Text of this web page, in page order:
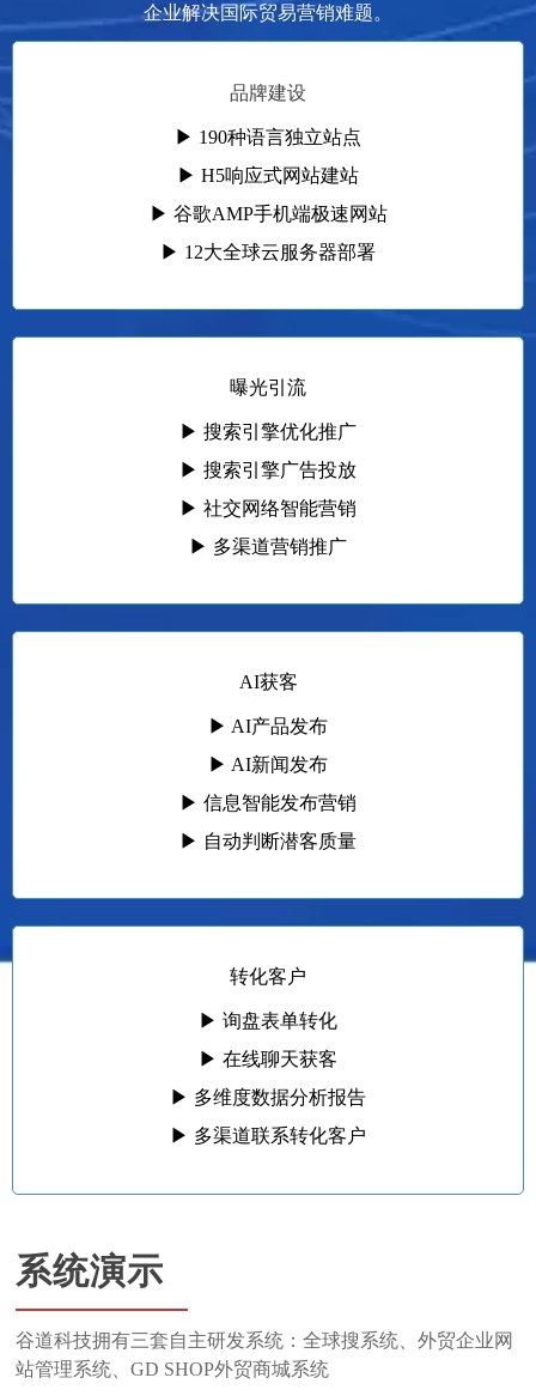
企业解决国际贸易营销难题。
品牌建设
▶ 190种语言独立站点
▶ H5响应式网站建站
▶ 谷歌AMP手机端极速网站
▶ 12大全球云服务器部署
曝光引流
▶ 搜索引擎优化推广
▶ 搜索引擎广告投放
▶ 社交网络智能营销
▶ 多渠道营销推广
AI获客
▶ AI产品发布
▶ AI新闻发布
▶ 信息智能发布营销
▶ 自动判断潜客质量
转化客户
▶ 询盘表单转化
▶ 在线聊天获客
▶ 多维度数据分析报告
▶ 多渠道联系转化客户
系统演示
谷道科技拥有三套自主研发系统：全球搜系统、外贸企业网
站管理系统、GD SHOP外贸商城系统